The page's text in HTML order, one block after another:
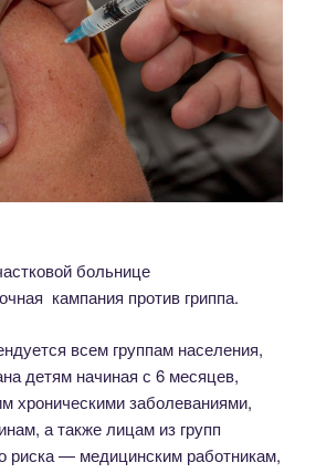
больнице
кампания против гриппа.
всем группам населения,
детям начиная с 6 месяцев,
хроническими заболеваниями,
а также лицам из групп
риска — медицинским работникам,